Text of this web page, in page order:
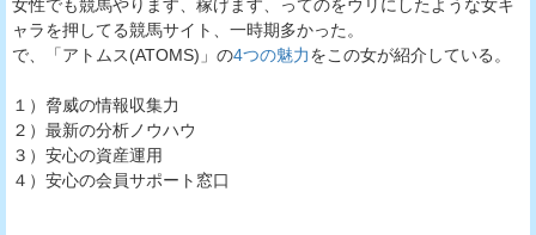
女性でも競馬やります、稼げます、ってのをウリにしたような女キ
ャラを押してる競馬サイト、一時期多かった。
で、「アトムス(ATOMS)」の4つの魅力をこの女が紹介している。
１）脅威の情報収集力
２）最新の分析ノウハウ
３）安心の資産運用
４）安心の会員サポート窓口